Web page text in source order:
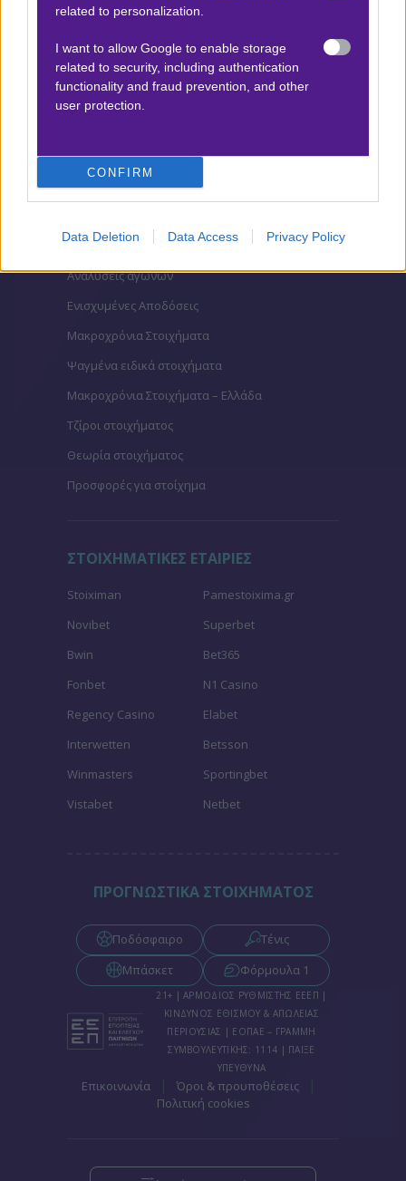
related to personalization.
I want to allow Google to enable storage
related to security, including authentication
functionality and fraud prevention, and other
user protection.
CONFIRM
Data Deletion Data Access Privacy Policy
Βαθμολογίες Γερμανίας – Bundesliga
Βαθμολογίες Ισπανίας- La liga
Βαθμολογίες Ιταλίας- Serie A
Βαθμολογίες Γαλλίας-League 1
ΣΤΟΙΧΗΜΑ
To bet builder της ημέρας
Αναλύσεις αγώνων
Ενισχυμένες Αποδόσεις
Μακροχρόνια Στοιχήματα
Ψαγμένα ειδικά στοιχήματα
Μακροχρόνια Στοιχήματα – Ελλάδα
Τζίροι στοιχήματος
Θεωρία στοιχήματος
Προσφορές για στοίχημα
ΣΤΟΙΧΗΜΑΤΙΚΕΣ ΕΤΑΙΡΙΕΣ
Stoiximan
Pamestoixima.gr
Novibet
Superbet
Bwin
Bet365
Fonbet
N1 Casino
Regency Casino
Elabet
Interwetten
Betsson
Winmasters
Sportingbet
Vistabet
Netbet
ΠΡΟΓΝΩΣΤΙΚΑ ΣΤΟΙΧΗΜΑΤΟΣ
Ποδόσφαιρο
Τένις
Μπάσκετ
Φόρμουλα 1
21+ | ΑΡΜΟΔΙΟΣ ΡΥΘΜΙΣΤΗΣ ΕΕΕΠ |
ΚΙΝΔΥΝΟΣ ΕΘΙΣΜΟΥ & ΑΠΩΛΕΙΑΣ
ΠΕΡΙΟΥΣΙΑΣ | ΕΟΠΑΕ – ΓΡΑΜΜΗ
ΣΥΜΒΟΥΛΕΥΤΙΚΗΣ: 1114 | ΠΑΙΞΕ
ΥΠΕΥΘΥΝΑ
Επικοινωνία Όροι & προυποθέσεις
Πολιτική cookies